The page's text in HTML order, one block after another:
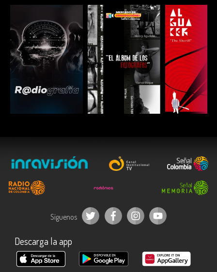
ESCUCHAR
Síguenos
Descarga la app